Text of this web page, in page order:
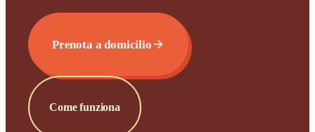
Prenota a domicilio
Come funziona